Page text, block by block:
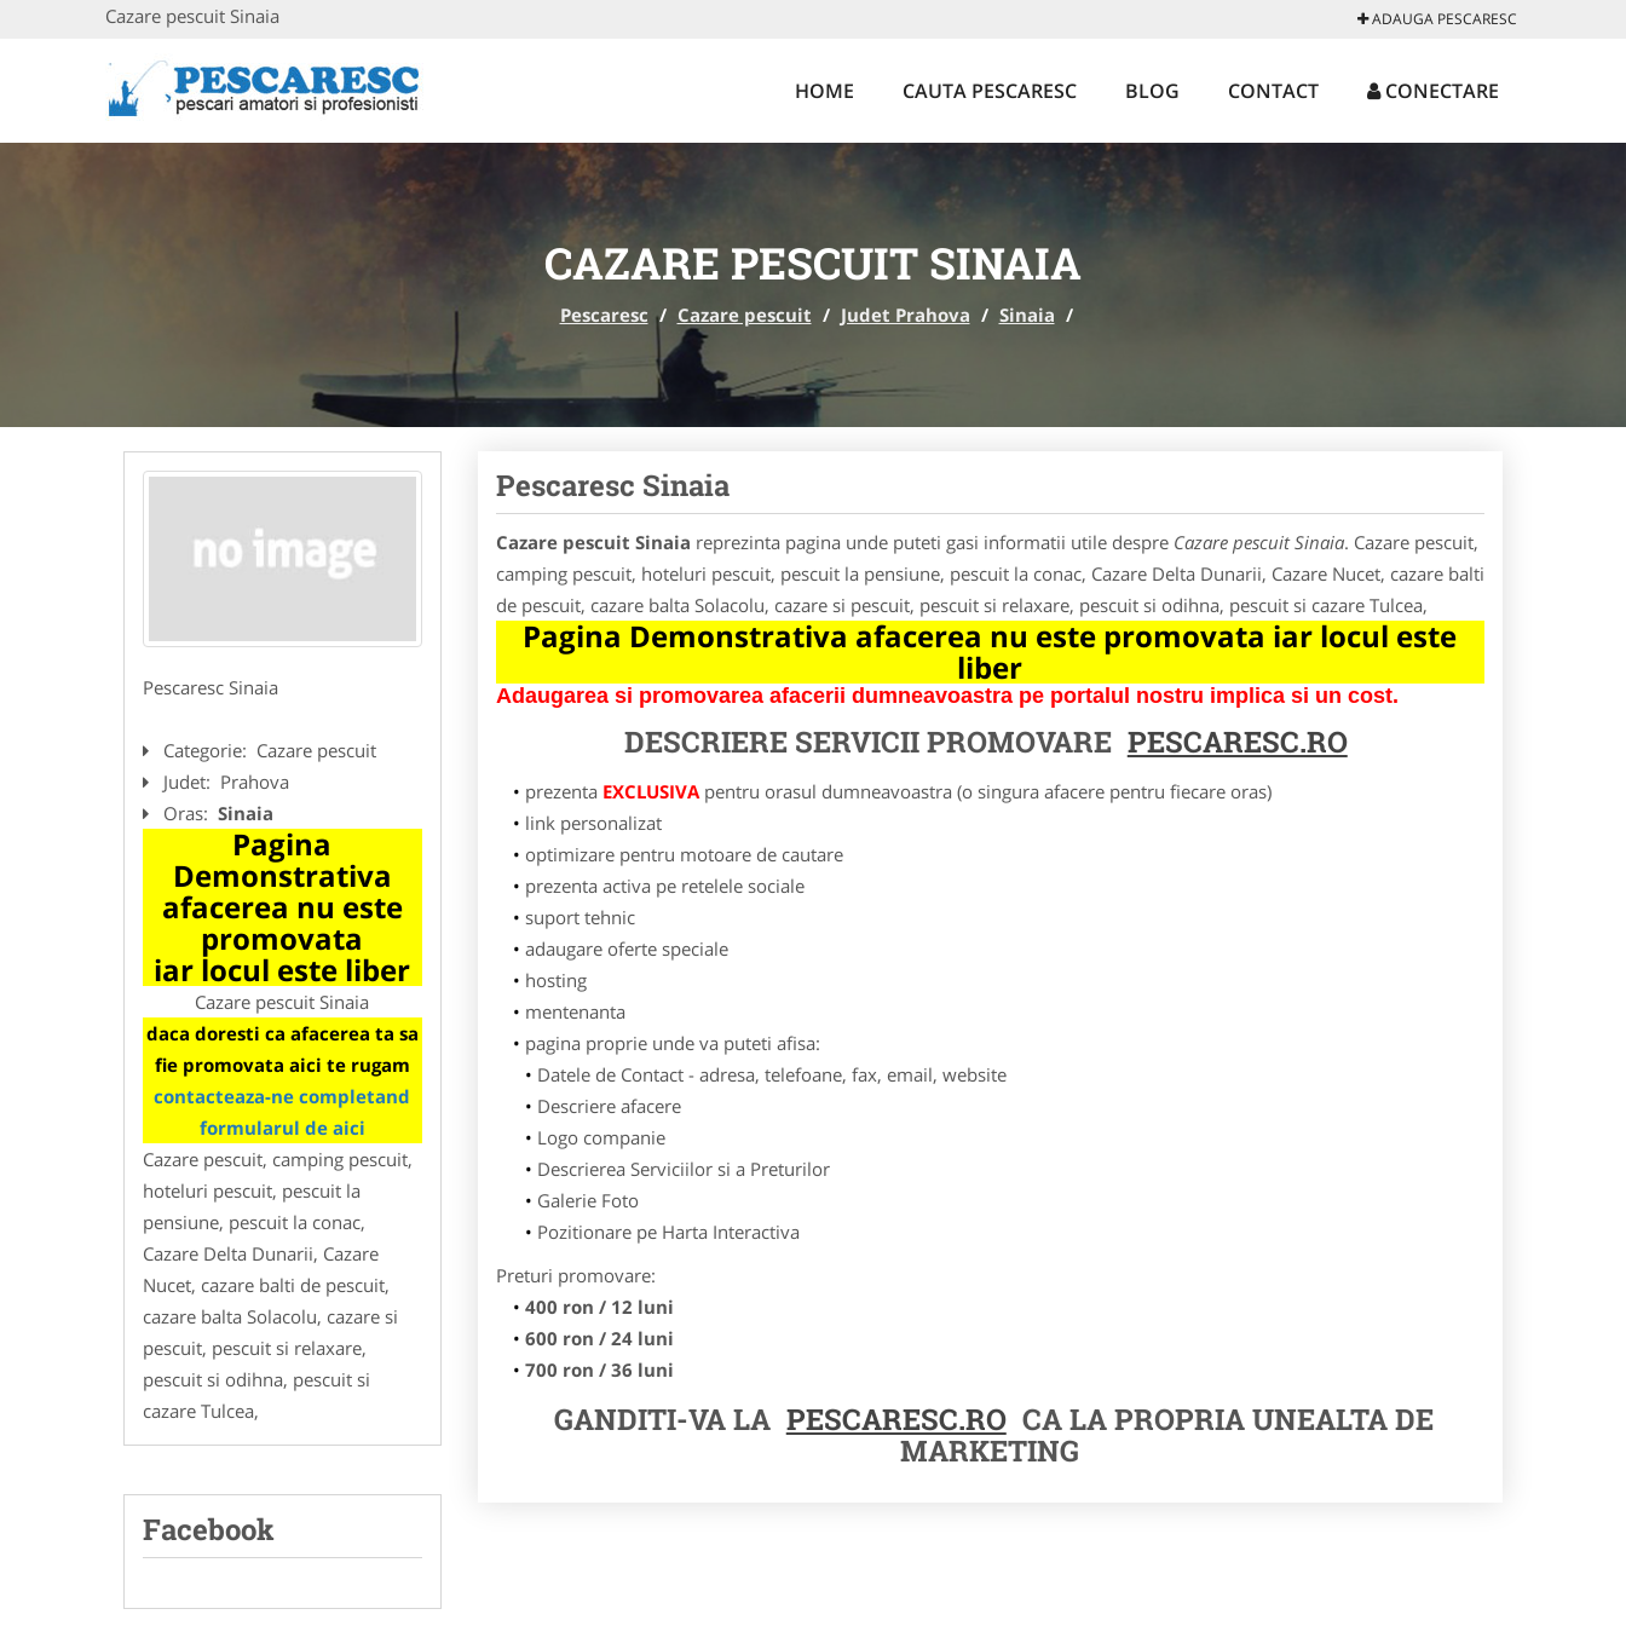
Cazare pescuit Sinaia ADAUGA PESCARESC
HOME CAUTA PESCARESC BLOG CONTACT CONECTARE
CAZARE PESCUIT SINAIA
Pescaresc / Cazare pescuit / Judet Prahova / Sinaia /
Pescaresc Sinaia
Categorie: Cazare pescuit
Judet: Prahova
Oras: Sinaia
Pagina
Demonstrativa
afacerea nu este
promovata
iar locul este liber
Cazare pescuit Sinaia
daca doresti ca afacerea ta sa
fie promovata aici te rugam
contacteaza-ne completand
formularul de aici
Cazare pescuit, camping pescuit,
hoteluri pescuit, pescuit la
pensiune, pescuit la conac,
Cazare Delta Dunarii, Cazare
Nucet, cazare balti de pescuit,
cazare balta Solacolu, cazare si
pescuit, pescuit si relaxare,
pescuit si odihna, pescuit si
cazare Tulcea,
Facebook
Pescaresc Sinaia
Cazare pescuit Sinaia reprezinta pagina unde puteti gasi informatii utile despre Cazare pescuit Sinaia. Cazare pescuit,
camping pescuit, hoteluri pescuit, pescuit la pensiune, pescuit la conac, Cazare Delta Dunarii, Cazare Nucet, cazare balti
de pescuit, cazare balta Solacolu, cazare si pescuit, pescuit si relaxare, pescuit si odihna, pescuit si cazare Tulcea,
Pagina Demonstrativa afacerea nu este promovata iar locul este
liber
Adaugarea si promovarea afacerii dumneavoastra pe portalul nostru implica si un cost.
DESCRIERE SERVICII PROMOVARE PESCARESC.RO
prezenta EXCLUSIVApentru orasul dumneavoastra (o singura afacere pentru fiecare oras)
link personalizat
optimizare pentru motoare de cautare
prezenta activa pe retelele sociale
suport tehnic
adaugare oferte speciale
hosting
mentenanta
pagina proprie unde va puteti afisa:
Datele de Contact - adresa, telefoane, fax, email, website
Descriere afacere
Logo companie
Descrierea Serviciilor si a Preturilor
Galerie Foto
Pozitionare pe Harta Interactiva
Preturi promovare:
400 ron / 12 luni
600 ron / 24 luni
700 ron / 36 luni
GANDITI-VA LA PESCARESC.RO CA LA PROPRIA UNEALTA DE
MARKETING